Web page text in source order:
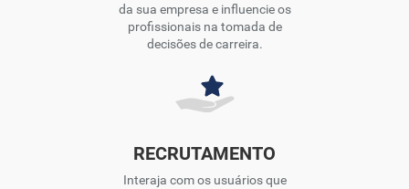
da sua empresa e influencie os
profissionais na tomada de
decisões de carreira.
RECRUTAMENTO
Interaja com os usuários que